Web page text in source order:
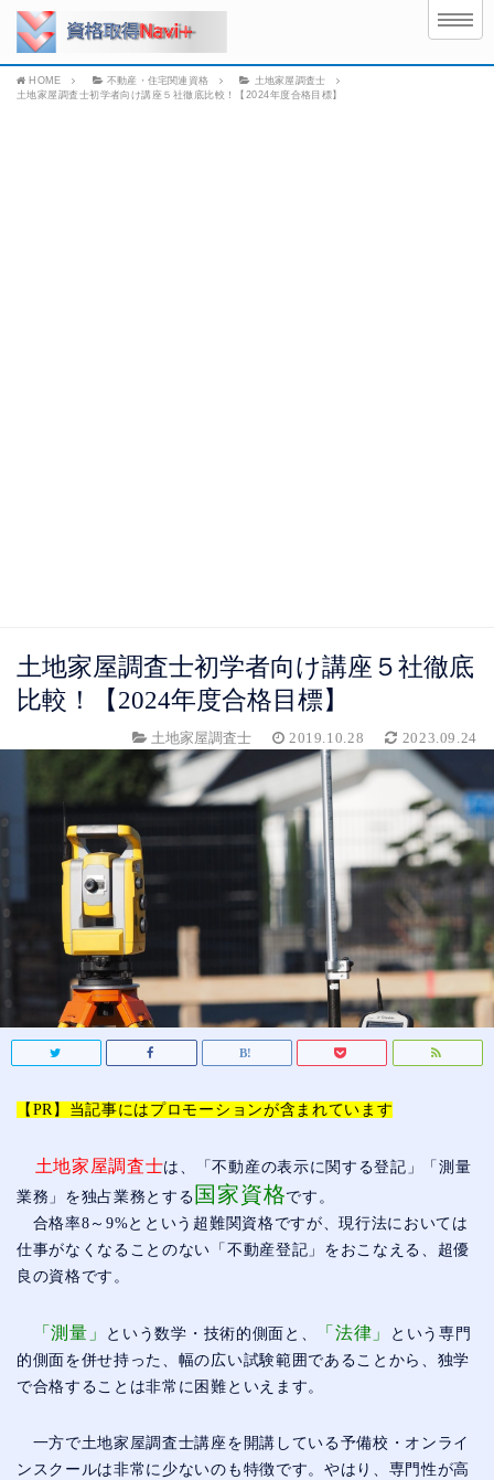
HOME 不動産・住宅関連資格
土地家屋調査士
土地家屋調査士初学者向け講座５社徹底比較！【2024年度合格目標】
土地家屋調査士初学者向け講座５社徹底
比較！【2024年度合格目標】
土地家屋調査士 2019.10.28 2023.09.24
【PR】当記事にはプロモーションが含まれています
土地家屋調査士は、「不動産の表示に関する登記」「測量
業務」を独占業務とする 国家資格です。
合格率8～9%とという超難関資格ですが、現行法においては
仕事がなくなることのない「不動産登記」をおこなえる、超優
良の資格です。
「測量」 という数学・技術的側面と、 「法律」
という専門
的側面を併せ持った、幅の広い試験範囲であることから、独学
で合格することは非常に困難といえます。
一方で土地家屋調査士講座を開講している予備校・オンライ
ンスクールは非常に少ないのも特徴です。やはり、専門性が高